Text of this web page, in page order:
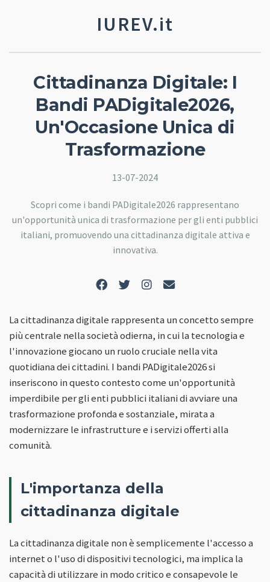
IUREV.it
Cittadinanza Digitale: I
Bandi PADigitale2026,
Un'Occasione Unica di
Trasformazione
13-07-2024
Scopri come i bandi PADigitale2026 rappresentano
un'opportunità unica di trasformazione per gli enti pubblici
italiani, promuovendo una cittadinanza digitale attiva e
innovativa.
La cittadinanza digitale rappresenta un concetto sempre
più centrale nella società odierna, in cui la tecnologia e
l'innovazione giocano un ruolo cruciale nella vita
quotidiana dei cittadini. I bandi PADigitale2026 si
inseriscono in questo contesto come un'opportunità
imperdibile per gli enti pubblici italiani di avviare una
trasformazione profonda e sostanziale, mirata a
modernizzare le infrastrutture e i servizi offerti alla
comunità.
L'importanza della
cittadinanza digitale
La cittadinanza digitale non è semplicemente l'accesso a
internet o l'uso di dispositivi tecnologici, ma implica la
capacità di utilizzare in modo critico e consapevole le